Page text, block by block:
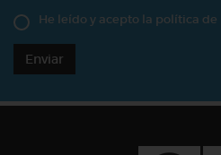
He leído y acepto la política de
Enviar